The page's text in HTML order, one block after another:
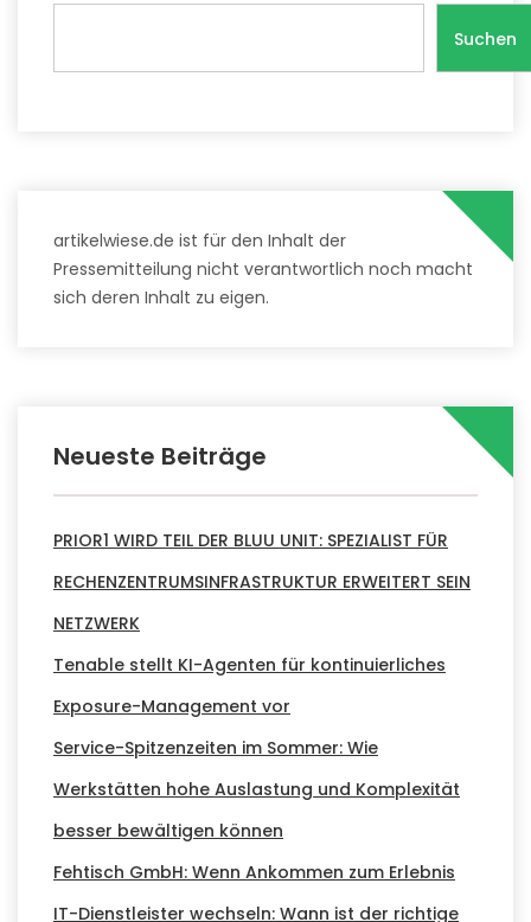
Suchen
artikelwiese.de ist für den Inhalt der
Pressemitteilung nicht verantwortlich noch macht
sich deren Inhalt zu eigen.
Neueste Beiträge
PRIOR1 WIRD TEIL DER BLUU UNIT: SPEZIALIST FÜR
RECHENZENTRUMSINFRASTRUKTUR ERWEITERT SEIN
NETZWERK
Tenable stellt KI-Agenten für kontinuierliches
Exposure-Management vor
Service-Spitzenzeiten im Sommer: Wie
Werkstätten hohe Auslastung und Komplexität
besser bewältigen können
Fehtisch GmbH: Wenn Ankommen zum Erlebnis
IT-Dienstleister wechseln: Wann ist der richtige